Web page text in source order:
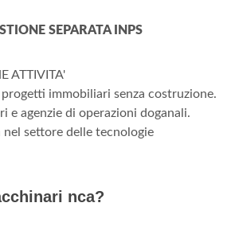
SEPARATA INPS
ATTIVITA'
immobiliari senza costruzione.
e agenzie di operazioni doganali.
nel settore delle tecnologie
nca?